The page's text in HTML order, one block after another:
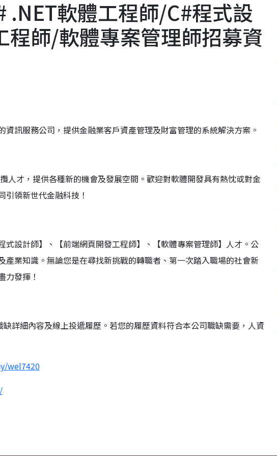
.NET軟體工程師/C#程式設
程師/軟體專案管理師招募資
訊服務公司，提供金融業客戶資產管理及財富管理的系統解決方案。
人才，提供各種新的機會及發展空間。歡迎對軟體開發具有熱忱或對金
領新世代金融科技！
式設計師】、【前端網頁開發工程師】、【軟體專案管理師】人才。公
業知識。無論您是在尋找新挑戰的轉職者、第一次踏入職場的社會新
力發揮！
詳細內容及線上投遞履歷。若您的履歷資料符合本公司職缺需要，人資
wel7420